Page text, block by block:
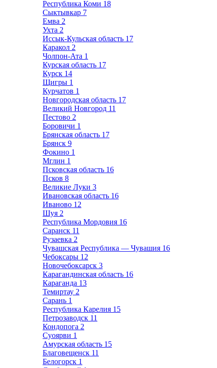
Республика Коми 18
Сыктывкар 7
Емва 2
Ухта 2
Иссык-Кульская область 17
Каракол 2
Чолпон-Ата 1
Курская область 17
Курск 14
Щигры 1
Курчатов 1
Новгородская область 17
Великий Новгород 11
Пестово 2
Боровичи 1
Брянская область 17
Брянск 9
Фокино 1
Мглин 1
Псковская область 16
Псков 8
Великие Луки 3
Ивановская область 16
Иваново 12
Шуя 2
Республика Мордовия 16
Саранск 11
Рузаевка 2
Чувашская Республика — Чувашия 16
Чебоксары 12
Новочебоксарск 3
Карагандинская область 16
Караганда 13
Темиртау 2
Сарань 1
Республика Карелия 15
Петрозаводск 11
Кондопога 2
Суоярви 1
Амурская область 15
Благовещенск 11
Белогорск 1